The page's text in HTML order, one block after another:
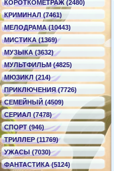
КОРОТКОМЕТРАЖ (2480)
КРИМИНАЛ (7461)
МЕЛОДРАМА (10443)
МИСТИКА (1369)
МУЗЫКА (3632)
МУЛЬТФИЛЬМ (4825)
МЮЗИКЛ (214)
ПРИКЛЮЧЕНИЯ (7726)
СЕМЕЙНЫЙ (4509)
СЕРИАЛ (7478)
СПОРТ (946)
ТРИЛЛЕР (11769)
УЖАСЫ (7030)
ФАНТАСТИКА (5124)